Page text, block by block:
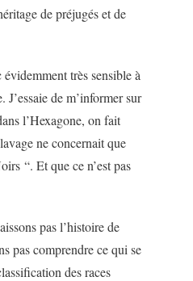
de préjugés et de
très sensible à
J’essaie de m’informer sur
l’Hexagone, on fait
ne concernait que
“. Et que ce n’est pas
pas l’histoire de
pas comprendre ce qui se
des races